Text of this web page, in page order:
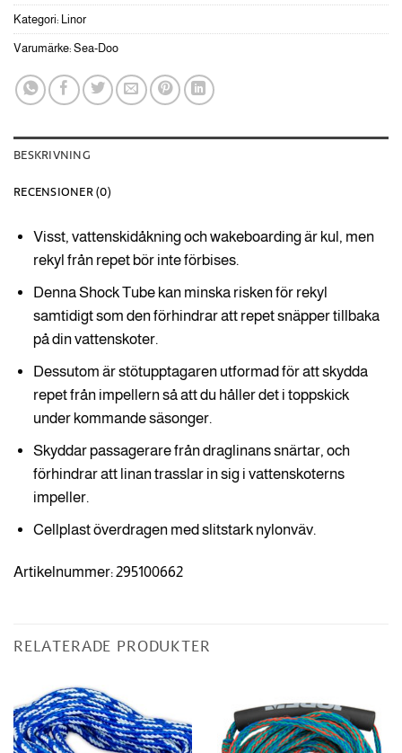
Kategori: Linor
Varumärke: Sea-Doo
BESKRIVNING
RECENSIONER (0)
Visst, vattenskidåkning och wakeboarding är kul, men
rekyl från repet bör inte förbises.
Denna Shock Tube kan minska risken för rekyl
samtidigt som den förhindrar att repet snäpper tillbaka
på din vattenskoter.
Dessutom är stötupptagaren utformad för att skydda
repet från impellern så att du håller det i toppskick
under kommande säsonger.
Skyddar passagerare från draglinans snärtar, och
förhindrar att linan trasslar in sig i vattenskoterns
impeller.
Cellplast överdragen med slitstark nylonväv.
Artikelnummer: 295100662
RELATERADE PRODUKTER